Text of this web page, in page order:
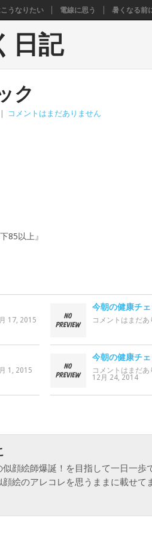
うなりたい 電線に思う 暑くなる前
日記
ク
コメントはまだありません
85以上』
17, 2015
今朝の健康チェ
コメントはまだあ
1, 2015
今朝の健康チェ
コメントはまだあ
12月 24, 2014
顔絵師爆誕！を目指して一日一歩
絵のアレコレを思うままに載せて